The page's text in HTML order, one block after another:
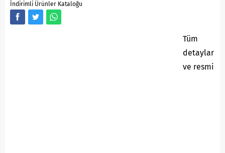
İndirimli Ürünler Kataloğu
Tüm
detaylar
ve resmi